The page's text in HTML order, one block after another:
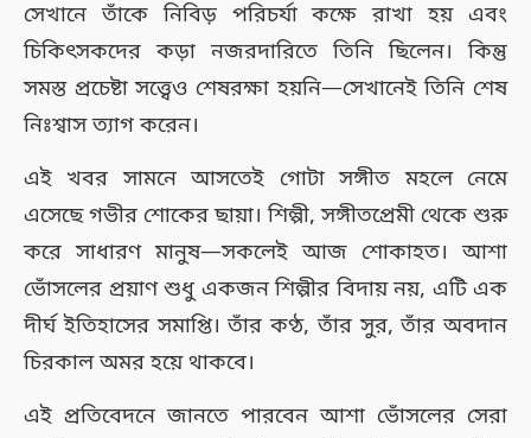
সেখানে তাঁকে নিবিড় পরিচর্যা কক্ষে রাখা হয় এবং
চিকিৎসকদের কড়া নজরদারিতে তিনি ছিলেন। কিন্তু
সমস্ত প্রচেষ্টা সত্ত্বেও শেষরক্ষা হয়নি—সেখানেই তিনি শেষ
নিঃশ্বাস ত্যাগ করেন।
এই খবর সামনে আসতেই গোটা সঙ্গীত মহলে নেমে
এসেছে গভীর শোকের ছায়া। শিল্পী, সঙ্গীতপ্রেমী থেকে শুরু
করে সাধারণ মানুষ—সকলেই আজ শোকাহত। আশা
ভোঁসলের প্রয়াণ শুধু একজন শিল্পীর বিদায় নয়, এটি এক
দীর্ঘ ইতিহাসের সমাপ্তি। তাঁর কণ্ঠ, তাঁর সুর, তাঁর অবদান
চিরকাল অমর হয়ে থাকবে।
এই প্রতিবেদনে জানতে পারবেন আশা ভোঁসলের সেরা